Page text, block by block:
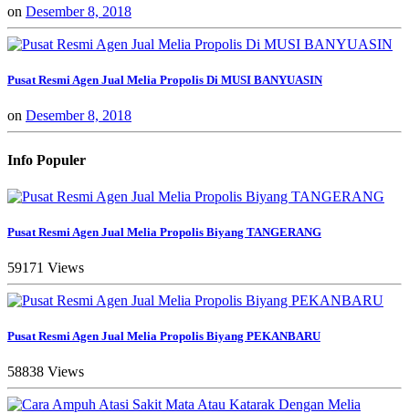
on Desember 8, 2018
Pusat Resmi Agen Jual Melia Propolis Di MUSI BANYUASIN
on Desember 8, 2018
Info Populer
Pusat Resmi Agen Jual Melia Propolis Biyang TANGERANG
59171 Views
Pusat Resmi Agen Jual Melia Propolis Biyang PEKANBARU
58838 Views